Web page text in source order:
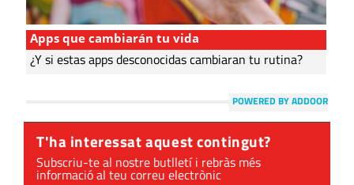
Apps que cambiarán tu vida
¿Y si estas apps desconocidas cambiaran tu rutina?
POWERED BY ADDOOR
T'ha interessat aquest contingut?
Subscriu-te al nostre butlletí i rebràs més
informació al teu correu electrònic